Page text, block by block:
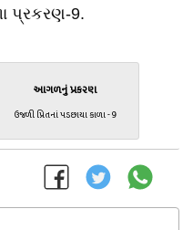
પ્રકરણ-9.
આગળનું પ્રકરણ
ઉજળી પ્રિતનાં પડછાયા કાળા - 9